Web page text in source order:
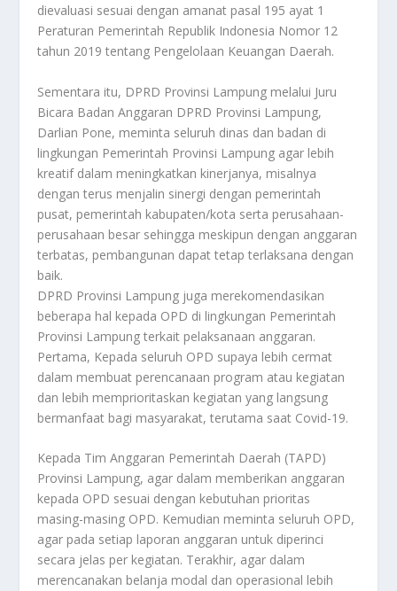
dievaluasi sesuai dengan amanat pasal 195 ayat 1
Peraturan Pemerintah Republik Indonesia Nomor 12
tahun 2019 tentang Pengelolaan Keuangan Daerah.
Sementara itu, DPRD Provinsi Lampung melalui Juru
Bicara Badan Anggaran DPRD Provinsi Lampung,
Darlian Pone, meminta seluruh dinas dan badan di
lingkungan Pemerintah Provinsi Lampung agar lebih
kreatif dalam meningkatkan kinerjanya, misalnya
dengan terus menjalin sinergi dengan pemerintah
pusat, pemerintah kabupaten/kota serta perusahaan-
perusahaan besar sehingga meskipun dengan anggaran
terbatas, pembangunan dapat tetap terlaksana dengan
baik.
DPRD Provinsi Lampung juga merekomendasikan
beberapa hal kepada OPD di lingkungan Pemerintah
Provinsi Lampung terkait pelaksanaan anggaran.
Pertama, Kepada seluruh OPD supaya lebih cermat
dalam membuat perencanaan program atau kegiatan
dan lebih memprioritaskan kegiatan yang langsung
bermanfaat bagi masyarakat, terutama saat Covid-19.
Kepada Tim Anggaran Pemerintah Daerah (TAPD)
Provinsi Lampung, agar dalam memberikan anggaran
kepada OPD sesuai dengan kebutuhan prioritas
masing-masing OPD. Kemudian meminta seluruh OPD,
agar pada setiap laporan anggaran untuk diperinci
secara jelas per kegiatan. Terakhir, agar dalam
merencanakan belanja modal dan operasional lebih